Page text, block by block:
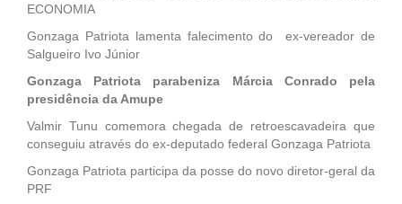
ECONOMIA
Gonzaga Patriota lamenta falecimento do ex-vereador de
Salgueiro Ivo Júnior
Gonzaga Patriota parabeniza Márcia Conrado pela
presidência da Amupe
Valmir Tunu comemora chegada de retroescavadeira que
conseguiu através do ex-deputado federal Gonzaga Patriota
Gonzaga Patriota participa da posse do novo diretor-geral da
PRF